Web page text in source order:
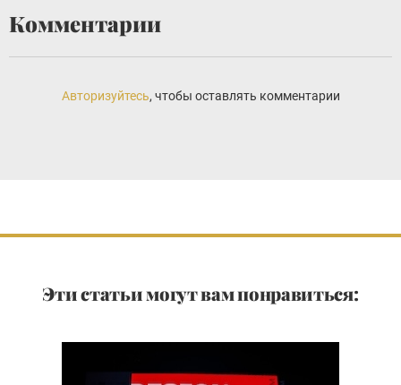
Комментарии
Авторизуйтесь, чтобы оставлять комментарии
Эти статьи могут вам понравиться: